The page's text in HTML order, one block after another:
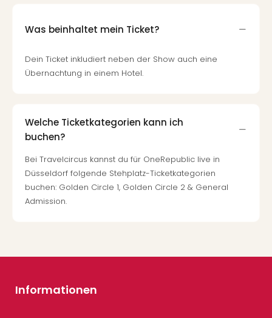
Was beinhaltet mein Ticket?
Dein Ticket inkludiert neben der Show auch eine
Übernachtung in einem Hotel.
Welche Ticketkategorien kann ich
buchen?
Bei Travelcircus kannst du für OneRepublic live in
Düsseldorf folgende Stehplatz-Ticketkategorien
buchen: Golden Circle 1, Golden Circle 2 & General
Admission.
Informationen